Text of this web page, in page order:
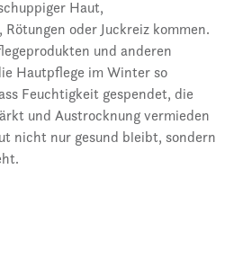
Haut,
Rötungen oder Juckreiz kommen.
und anderen
Hautpflege im Winter so
Feuchtigkeit gespendet, die
und Austrocknung vermieden
nicht nur gesund bleibt, sondern